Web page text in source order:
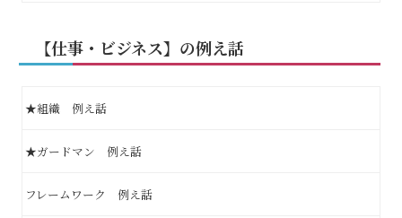
【仕事・ビジネス】の例え話
★組織 例え話
★ガードマン 例え話
フレームワーク 例え話